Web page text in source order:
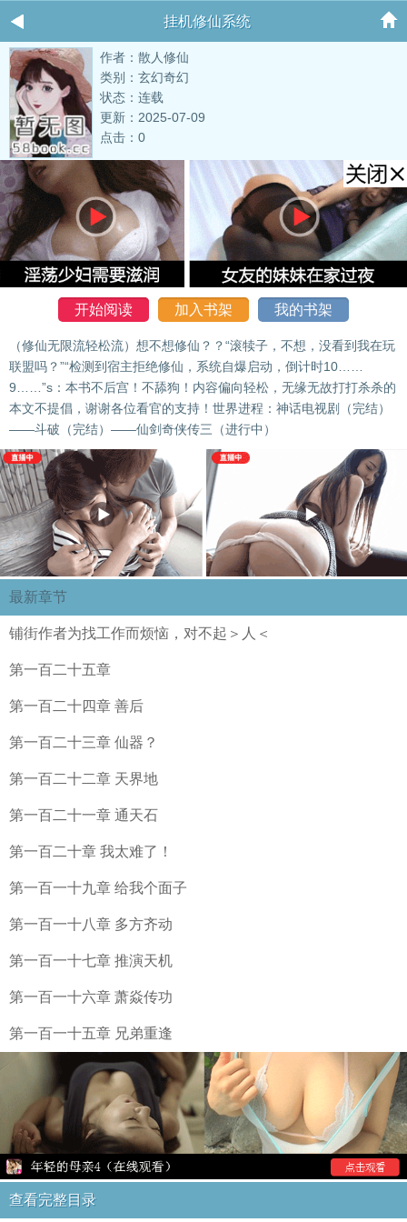
挂机修仙系统
作者：散人修仙
类别：玄幻奇幻
状态：连载
更新：2025-07-09
点击：0
开始阅读 加入书架 我的书架
（修仙无限流轻松流）想不想修仙？？“滚犊子，不想，没看到我在玩
联盟吗？”“检测到宿主拒绝修仙，系统自爆启动，倒计时10……
9……”s：本书不后宫！不舔狗！内容偏向轻松，无缘无故打打杀杀的
本文不提倡，谢谢各位看官的支持！世界进程：神话电视剧（完结）
——斗破（完结）——仙剑奇侠传三（进行中）
最新章节
铺街作者为找工作而烦恼，对不起＞人＜
第一百二十五章
第一百二十四章 善后
第一百二十三章 仙器？
第一百二十二章 天界地
第一百二十一章 通天石
第一百二十章 我太难了！
第一百一十九章 给我个面子
第一百一十八章 多方齐动
第一百一十七章 推演天机
第一百一十六章 萧焱传功
第一百一十五章 兄弟重逢
查看完整目录